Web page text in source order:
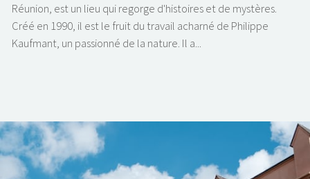
Réunion, est un lieu qui regorge d'histoires et de mystères.
Créé en 1990, il est le fruit du travail acharné de Philippe
Kaufmant, un passionné de la nature. Il a...